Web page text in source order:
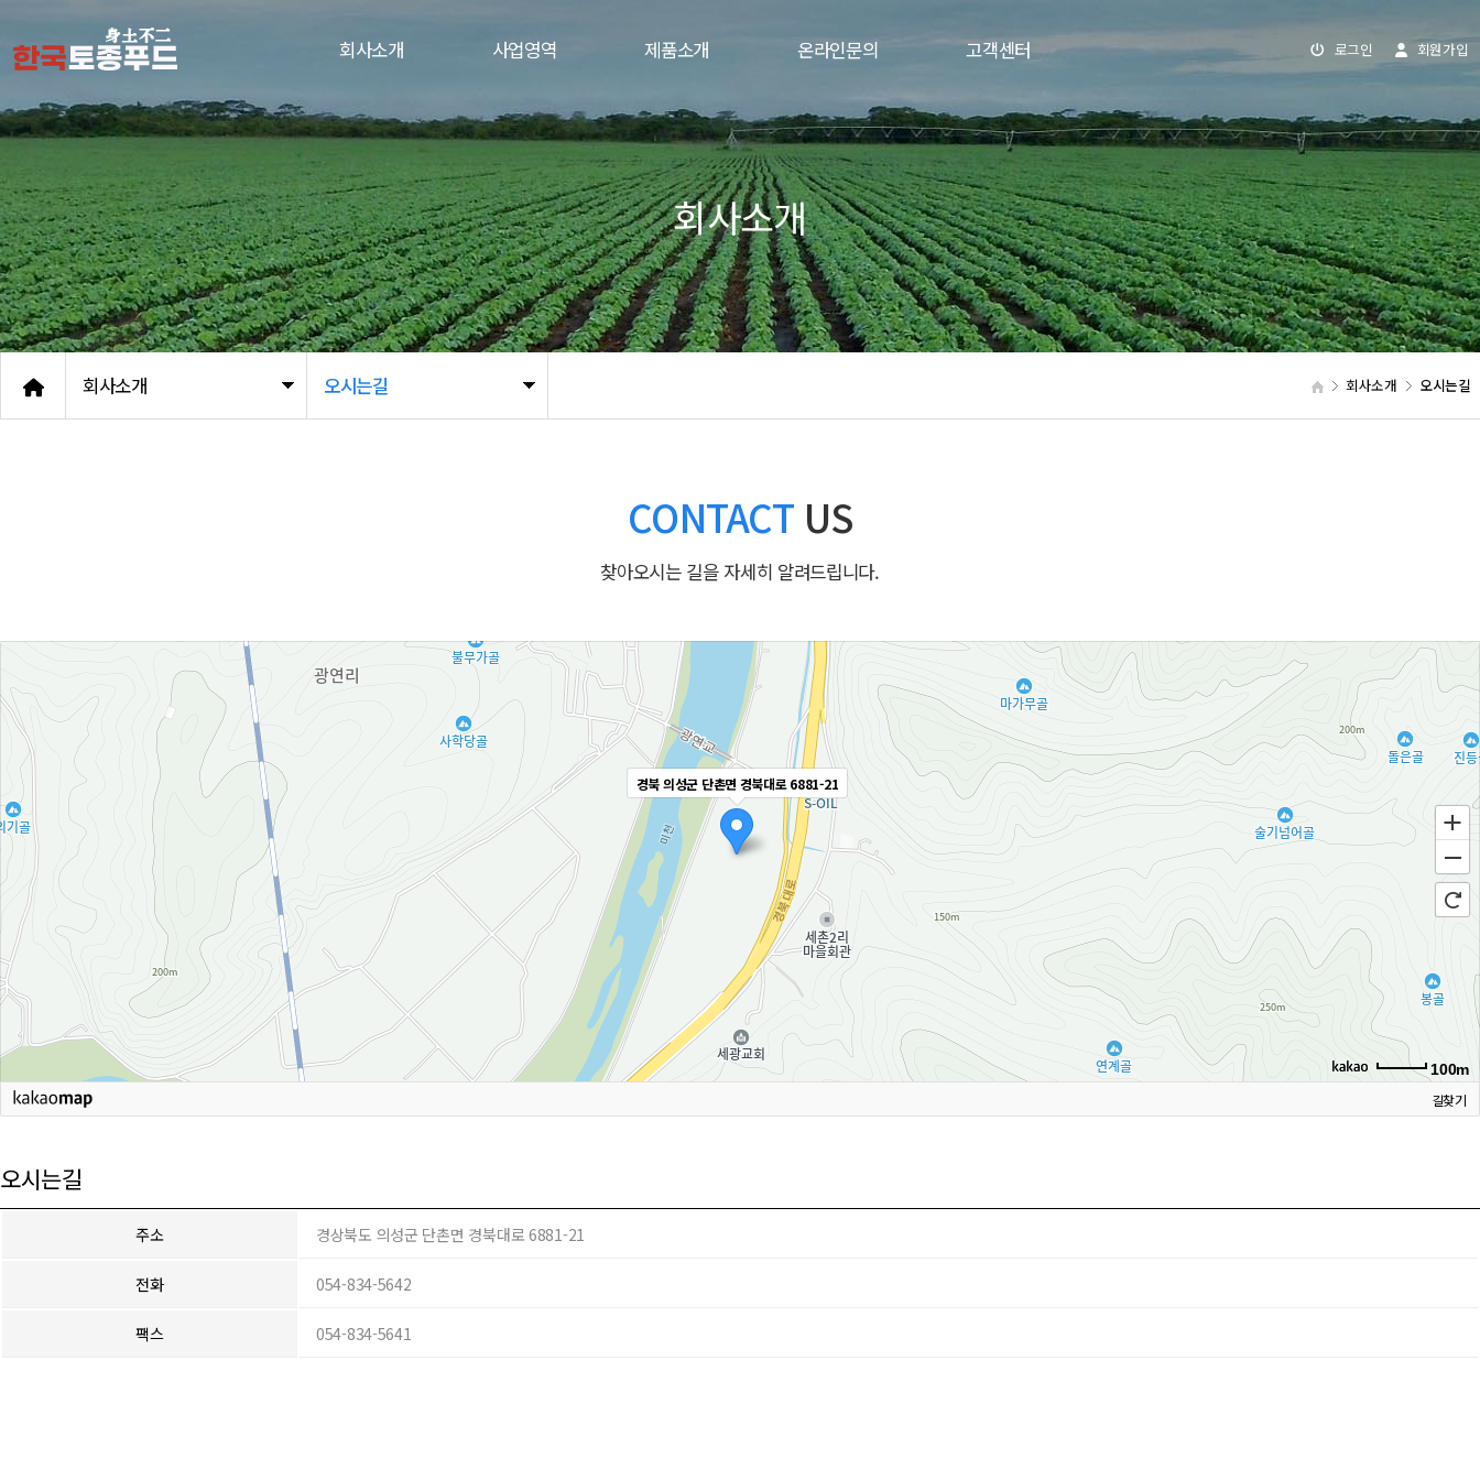
회사소개 사업영역 제품소개 온라인문의 고객센터 로그인 회원가입
회사소개 오시는길 회사소개 오시는길
회사소개
CONTACT US
찾아오시는 길을 자세히 알려드립니다.
경북 의성군 단촌면 경북대로 6881-21
100m
길찾기
오시는길
주소 경상북도 의성군 단촌면 경북대로 6881-21
전화 054-834-5642
팩스 054-834-5641